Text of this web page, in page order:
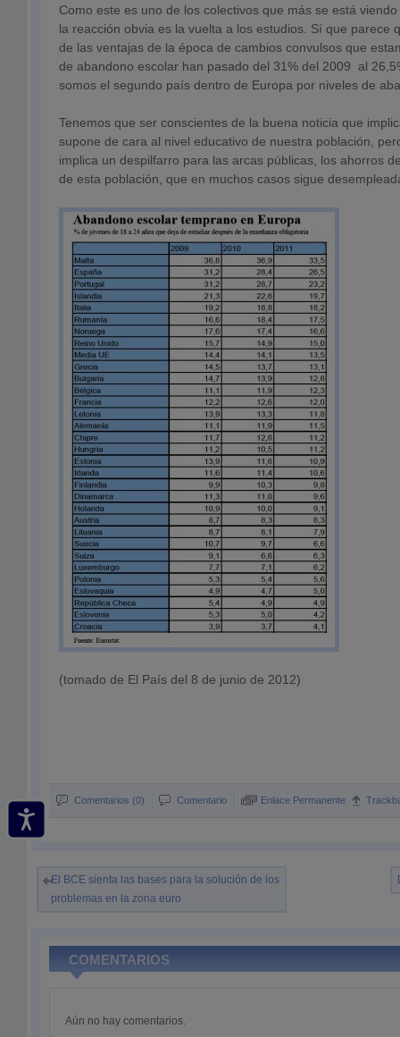
Como este es uno de los colectivos que más se está
la reacción obvia es la vuelta a los estudios. Sí que parece
de las ventajas de la época de cambios convulsos que
de abandono escolar han pasado del 31% del 2009 al
somos el segundo país dentro de Europa por niveles de
Tenemos que ser conscientes de la buena noticia que
supone de cara al nivel educativo de nuestra población,
implica un despilfarro para las arcas públicas, los ahorros
de esta población, que en muchos casos sigue
(tomado de El País del 8 de junio de 2012)
Comentarios (0) Comentario Enlace Permanente
El BCE sienta las bases para la solución de los
problemas en la zona euro
COMENTARIOS
Aún no hay comentarios.